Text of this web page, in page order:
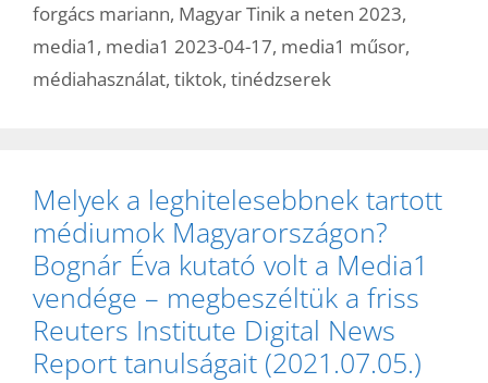
forgács mariann, Magyar Tinik a neten 2023,
media1 , media1 2023-04-17, media1 műsor,
médiahasználat, tiktok, tinédzserek
Melyek a leghitelesebbnek tartott
médiumok Magyarországon?
Bognár Éva kutató volt a Media1
vendége – megbeszéltük a friss
Reuters Institute Digital News
Report tanulságait (2021.07.05.)